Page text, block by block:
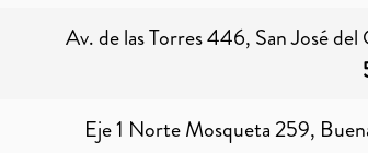
Av. de las Torres 446, San José
Eje 1 Norte Mosqueta 259,